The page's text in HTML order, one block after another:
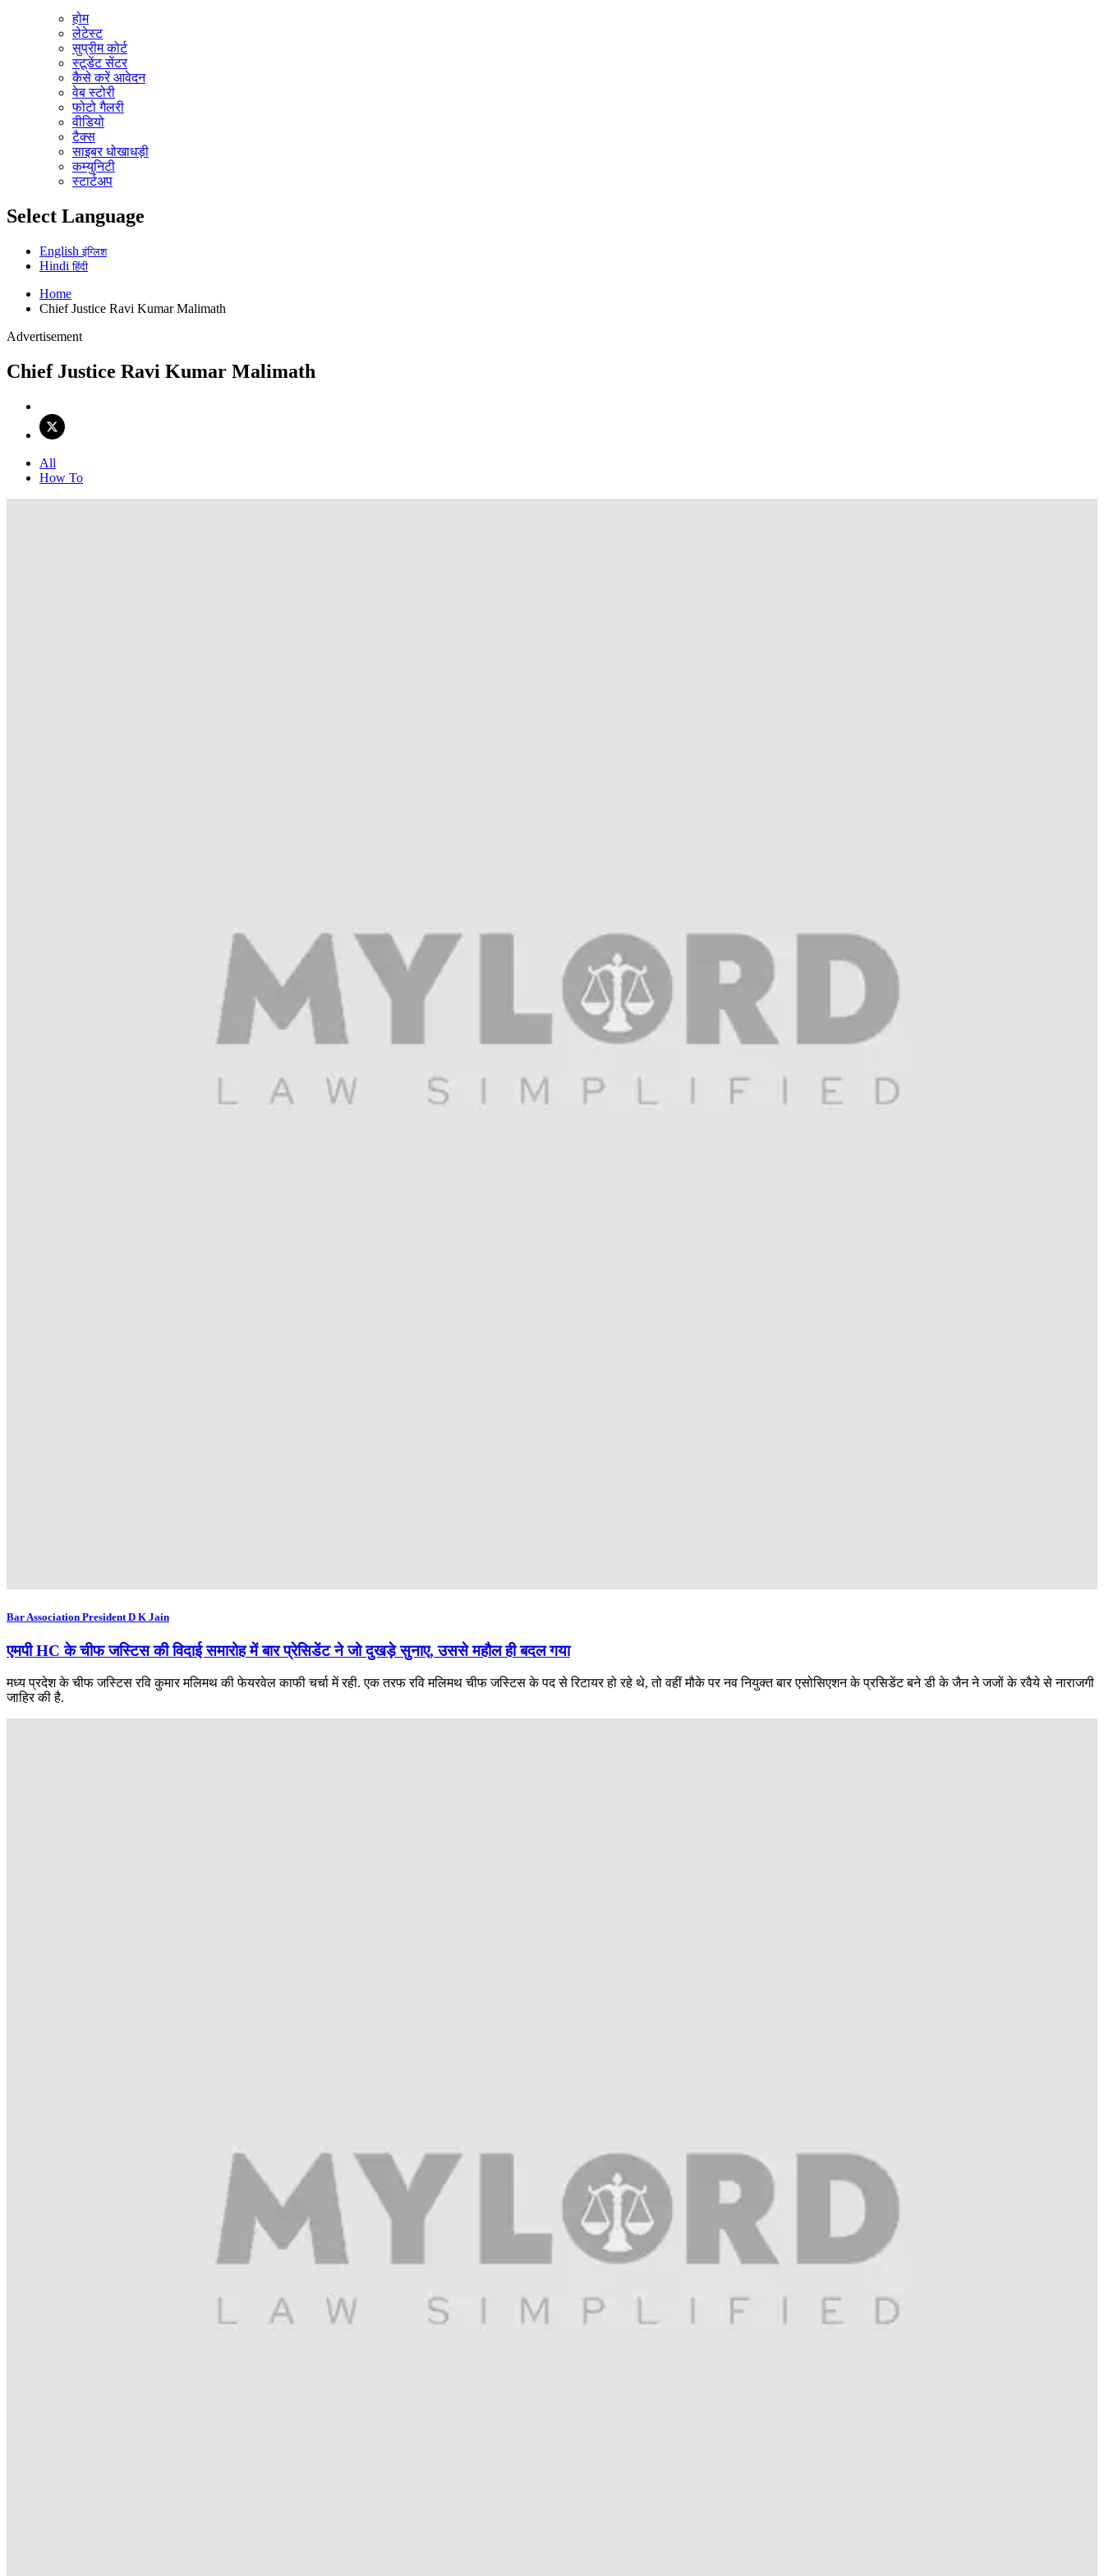
होम
लेटेस्ट
सुप्रीम कोर्ट
स्टूडेंट सेंटर
कैसे करें आवेदन
वेब स्टोरी
फोटो गैलरी
वीडियो
टैक्स
साइबर धोखाधड़ी
कम्युनिटी
स्टार्टअप
Select Language
Englishइंग्लिश
Hindiहिंदी
Home
Chief Justice Ravi Kumar Malimath
Advertisement
Chief Justice Ravi Kumar Malimath
All
How To
Bar Association President D K Jain
एमपी HC के चीफ जस्टिस की विदाई समारोह में बार प्रेसिडेंट ने जो दुखड़े सुनाए, उससे महौल ही बदल गया
मध्य प्रदेश के चीफ जस्टिस रवि कुमार मलिमथ की फेयरवेल काफी चर्चा में रही. एक तरफ रवि मलिमथ चीफ जस्टिस के पद से रिटायर हो रहे थे, तो वहीं मौके पर नव नियुक्त बार एसोसिएशन के प्रसिडेंट बने डी के जैन ने जजों के रवैये से नाराजगी
जाहिर की है.